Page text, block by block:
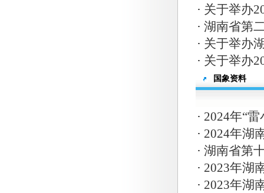
· 关于举办
· 湖南省第
· 关于举办
· 关于举办
国象资料
· 2024年“
· 2024年湖
· 湖南省第
· 2023年湖
· 2023年湖